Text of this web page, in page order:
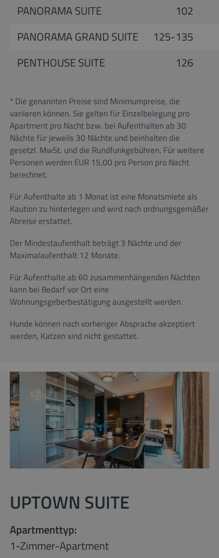
PANORAMA SUITE
102
PANORAMA GRAND SUITE
125-135
PENTHOUSE SUITE
126
* Die genannten Preise sind Minimumpreise, die
variieren können. Sie gelten für Einzelbelegung pro
Apartment pro Nacht bzw. bei Aufenthalten ab 30
Nächte für jeweils 30 Nächte und beinhalten die
gesetzl. MwSt. und die Rundfunkgebühren. Für weitere
Personen werden EUR 15,00 pro Person pro Nacht
berechnet.
Für Aufenthalte ab 1 Monat ist eine Monatsmiete als
Kaution zu hinterlegen und wird nach ordnungsgemäßer
Abreise erstattet.
Der Mindestaufenthalt beträgt 3 Nächte und der
Maximalaufenthalt 12 Monate.
Für Aufenthalte ab 60 zusammenhängenden Nächten
kann bei Bedarf vor Ort eine
Wohnungsgeberbestätigung ausgestellt werden.
Hunde können nach vorheriger Absprache akzeptiert
werden, Katzen sind nicht gestattet.
UPTOWN SUITE
Apartmenttyp:
1-Zimmer-Apartment